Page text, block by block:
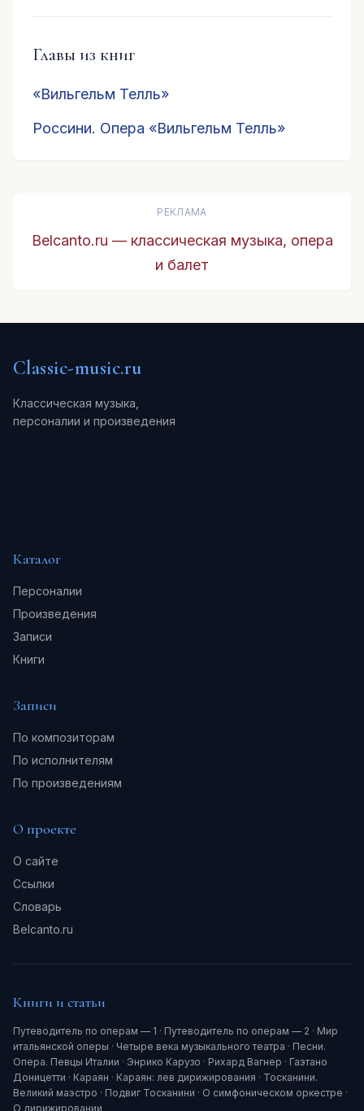
Главы из книг
«Вильгельм Телль»
Россини. Опера «Вильгельм Телль»
РЕКЛАМА
Belcanto.ru — классическая музыка, опера
и балет
Classic-music.ru
Классическая музыка,
персоналии и произведения
Каталог
Персоналии
Произведения
Записи
Книги
Записи
По композиторам
По исполнителям
По произведениям
О проекте
О сайте
Ссылки
Словарь
Belcanto.ru
Книги и статьи
Путеводитель по операм — 1 · Путеводитель по операм — 2 · Мир
итальянской оперы · Четыре века музыкального театра · Песни.
Опера. Певцы Италии · Энрико Карузо · Рихард Вагнер · Гаэтано
Доницетти · Караян · Караян: лев дирижирования · Тосканини.
Великий маэстро · Подвиг Тосканини · О симфоническом оркестре ·
О дирижировании